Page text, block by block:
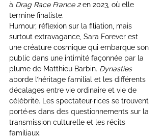
à Drag Race France 2 en 2023, où elle
termine finaliste.
Humour, réflexion sur la filiation, mais
surtout extravagance, Sara Forever est
une créature cosmique qui embarque son
public dans une intimité façonnée par la
plume de Matthieu Barbin. Dynasties
aborde l’héritage familial et les différents
décalages entre vie ordinaire et vie de
célébrité. Les spectateur·rices se trouvent
porté·es dans des questionnements sur la
transmission culturelle et les récits
familiaux.